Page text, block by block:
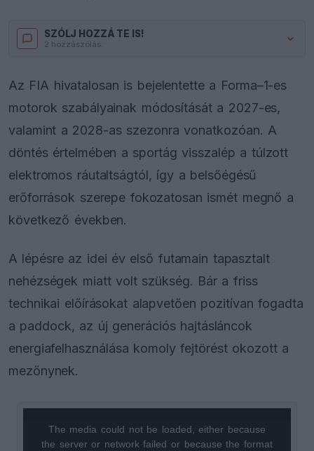
SZÓLJ HOZZÁ TE IS!
2 hozzászólás.
Az FIA hivatalosan is bejelentette a Forma–1-es
motorok szabályainak módosítását a 2027-es,
valamint a 2028-as szezonra vonatkozóan. A
döntés értelmében a sportág visszalép a túlzott
elektromos ráutaltságtól, így a belsőégésű
erőforrások szerepe fokozatosan ismét megnő a
következő években.
A lépésre az idei év első futamain tapasztalt
nehézségek miatt volt szükség. Bár a friss
technikai előírásokat alapvetően pozitívan fogadta
a paddock, az új generációs hajtásláncok
energiafelhasználása komoly fejtörést okozott a
mezőnynek.
The media could not be loaded, either because
the server or network failed or because the format